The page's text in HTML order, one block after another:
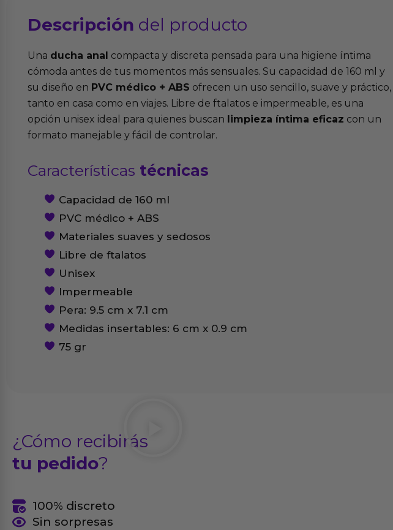
Descripción del producto
Una ducha anal compacta y discreta pensada para una higiene íntima
cómoda antes de tus momentos más sensuales. Su capacidad de 160 ml y
su diseño en PVC médico + ABS ofrecen un uso sencillo, suave y práctico,
tanto en casa como en viajes. Libre de ftalatos e impermeable, es una
opción unisex ideal para quienes buscan limpieza íntima eficaz con un
formato manejable y fácil de controlar.
Características técnicas
Capacidad de 160 ml
PVC médico + ABS
Materiales suaves y sedosos
Libre de ftalatos
Unisex
Impermeable
Pera: 9.5 cm x 7.1 cm
Medidas insertables: 6 cm x 0.9 cm
75 gr
¿Cómo recibirás
tu pedido?
100% discreto
Sin sorpresas